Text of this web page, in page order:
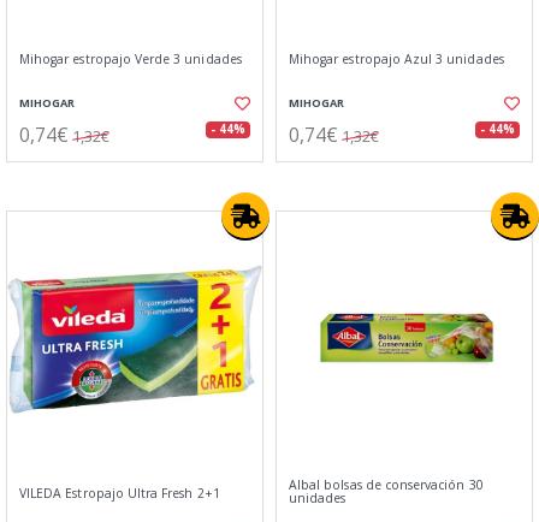
Mihogar estropajo Verde 3 unidades
MIHOGAR
0,74€ 1,32€ - 44%
Mihogar estropajo Azul 3 unidades
MIHOGAR
0,74€ 1,32€ - 44%
VILEDA Estropajo Ultra Fresh 2+1 Albal bolsas de conservación 30
unidades